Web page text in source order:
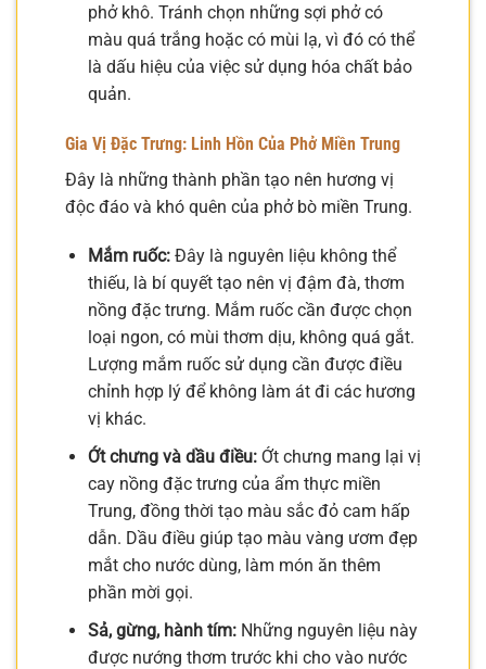
phở khô. Tránh chọn những sợi phở có
màu quá trắng hoặc có mùi lạ, vì đó có thể
là dấu hiệu của việc sử dụng hóa chất bảo
quản.
Gia Vị Đặc Trưng: Linh Hồn Của Phở Miền Trung
Đây là những thành phần tạo nên hương vị
độc đáo và khó quên của phở bò miền Trung.
Mắm ruốc:Đây là nguyên liệu không thể
thiếu, là bí quyết tạo nên vị đậm đà, thơm
nồng đặc trưng. Mắm ruốc cần được chọn
loại ngon, có mùi thơm dịu, không quá gắt.
Lượng mắm ruốc sử dụng cần được điều
chỉnh hợp lý để không làm át đi các hương
vị khác.
Ớt chưng và dầu điều:Ớt chưng mang lại vị
cay nồng đặc trưng của ẩm thực miền
Trung, đồng thời tạo màu sắc đỏ cam hấp
dẫn. Dầu điều giúp tạo màu vàng ươm đẹp
mắt cho nước dùng, làm món ăn thêm
phần mời gọi.
Sả, gừng, hành tím:Những nguyên liệu này
được nướng thơm trước khi cho vào nước